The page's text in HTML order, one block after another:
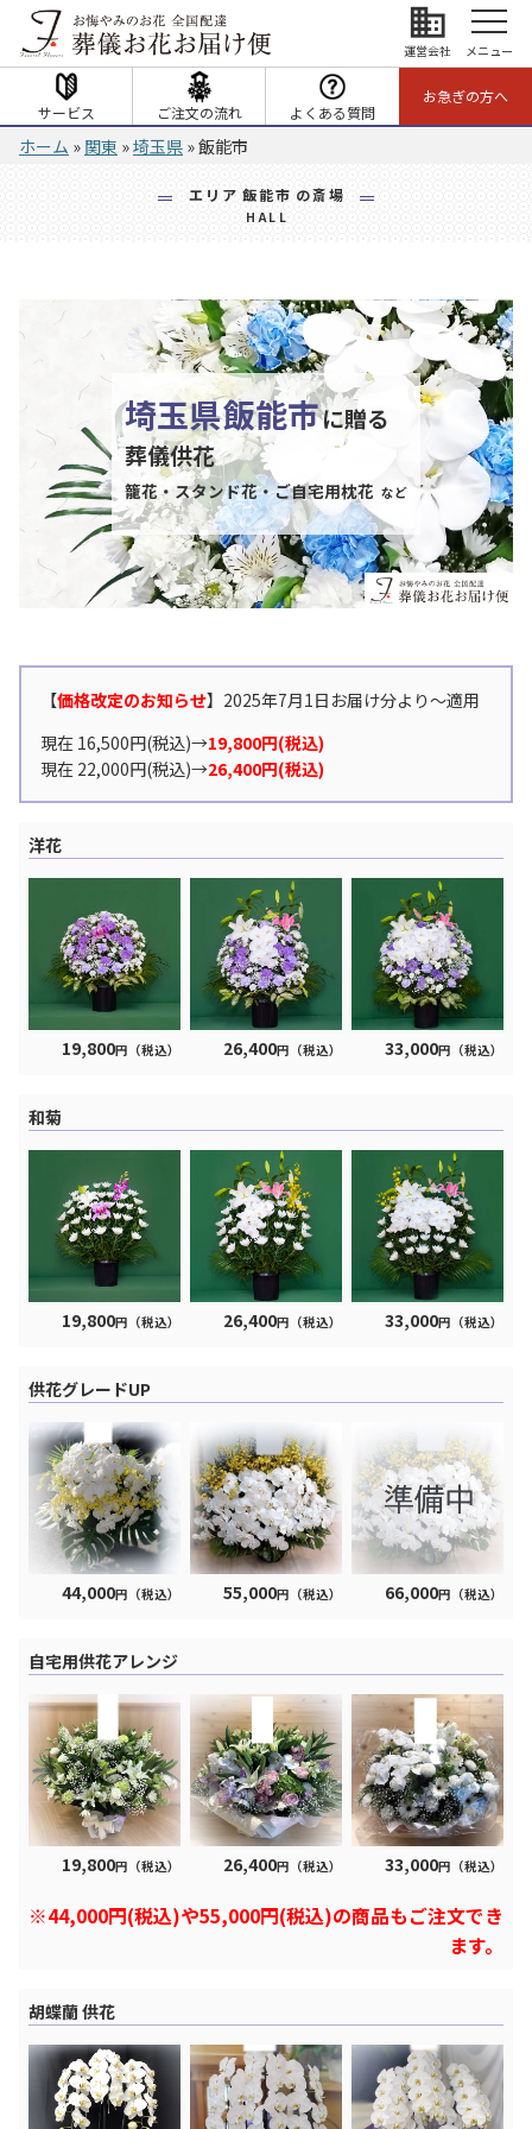
business
運営会社 メニュー
サービス ご注文の流れ よくある質問
お急ぎの方へ
ホーム » 関東 »埼玉県 »飯能市
エリア 飯能市 の斎場
HALL
埼玉県飯能市に贈る
葬儀供花
籠花・スタンド花・ご自宅用枕花 など
【価格改定のお知らせ】2025年7月1日お届け分より〜適用
現在 16,500円(税込)→19,800円(税込)
現在 22,000円(税込)→26,400円(税込)
洋花
19,800円（税込） 26,400円（税込） 33,000円（税込）
和菊
19,800円（税込） 26,400円（税込） 33,000円（税込）
供花グレードUP
44,000円（税込） 55,000円（税込） 66,000円（税込）
自宅用供花アレンジ
19,800円（税込） 26,400円（税込） 33,000円（税込）
※44,000円(税込)や55,000円(税込)の商品もご注文でき
ます。
胡蝶蘭 供花